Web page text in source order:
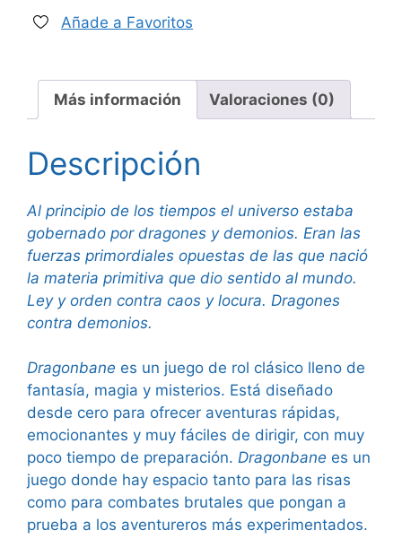
básicoAñade a Favoritos
Más información Valoraciones (0)
Descripción
Al principio de los tiempos el universo estaba
gobernado por dragones y demonios. Eran las
fuerzas primordiales opuestas de las que nació
la materia primitiva que dio sentido al mundo.
Ley y orden contra caos y locura. Dragones
contra demonios.
Dragonbane es un juego de rol clásico lleno de
fantasía, magia y misterios. Está diseñado
desde cero para ofrecer aventuras rápidas,
emocionantes y muy fáciles de dirigir, con muy
poco tiempo de preparación. Dragonbane es un
juego donde hay espacio tanto para las risas
como para combates brutales que pongan a
prueba a los aventureros más experimentados.